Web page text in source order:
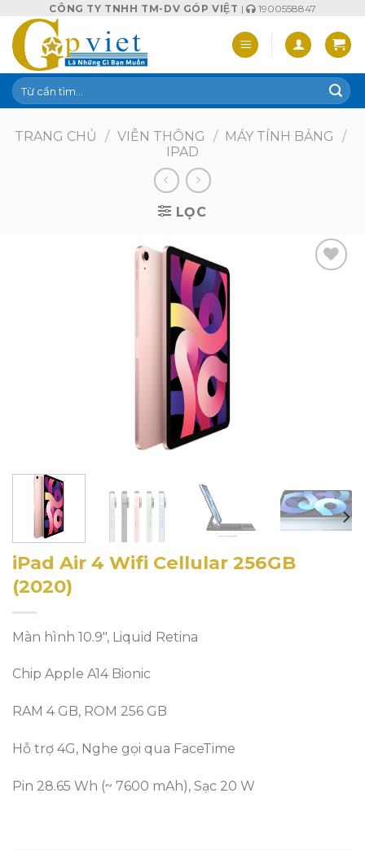
content
CÔNG TY TNHH TM-DV GÓP VIỆT | 1900558847
Tìm
kiếm:
TRANG CHỦ / VIỄN THÔNG / MÁY TÍNH BẢNG
/
IPAD
LỌC
iPad Air 4 Wifi Cellular 256GB
(2020)
Màn hình 10.9″, Liquid Retina
Chip Apple A14 Bionic
RAM 4 GB, ROM 256 GB
Hỗ trợ 4G, Nghe gọi qua FaceTime
Pin 28.65 Wh (~ 7600 mAh), Sạc 20 W